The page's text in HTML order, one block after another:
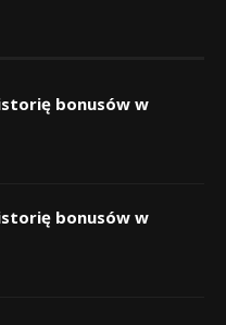
bonusów w
bonusów w